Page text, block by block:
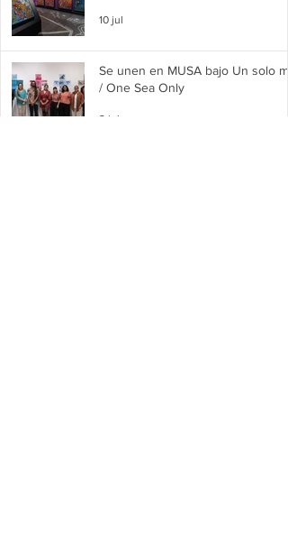
10 jul
Se unen en MUSA bajo Un solo
/ One Sea Only
2 jul